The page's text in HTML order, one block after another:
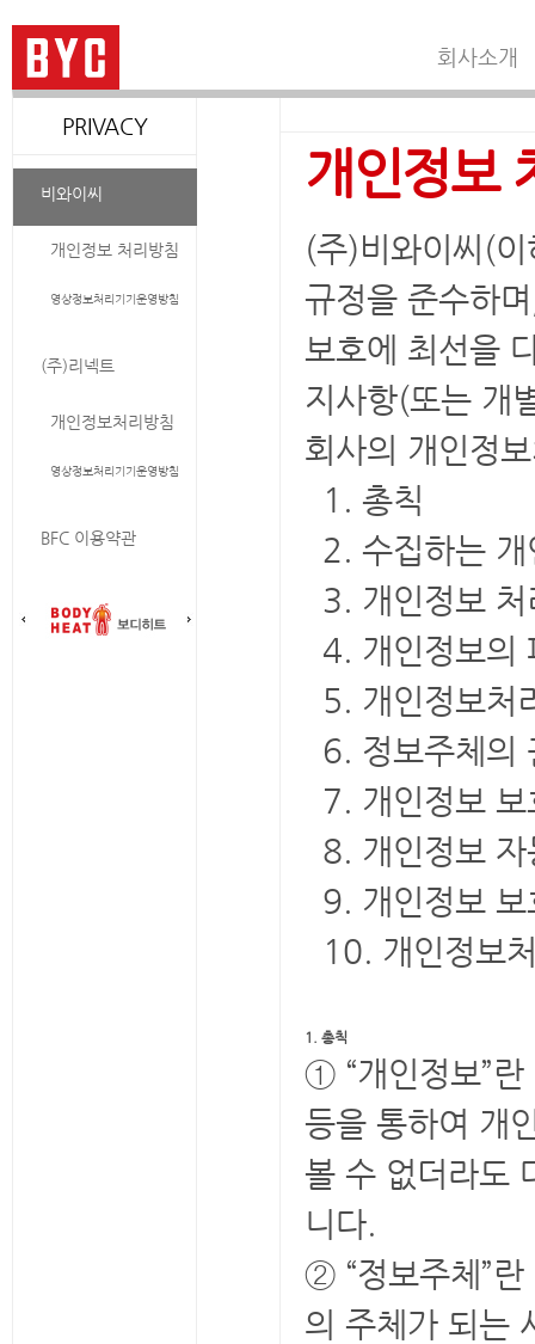
회사소개
PRIVACY
비와이씨
개인정보 처리방침
영상정보처리기기운영방침
(주)리넥트
개인정보처리방침
영상정보처리기기운영방침
BFC 이용약관
개인정보
(주)비와이씨(이
규정을 준수하
보호에 최선을
지사항(또는 개
회사의 개인정
1. 총칙
2. 수집하는
3. 개인정보
4. 개인정보의
5. 개인정보처
6. 정보주체의
7. 개인정보
8. 개인정보
9. 개인정보 보
10. 개인정보
1. 총칙
① “개인정보”란
등을 통하여 개
볼 수 없더라도
니다.
② “정보주체”란
의 주체가 되는